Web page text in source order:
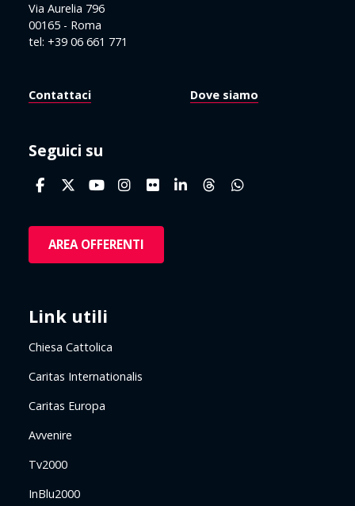
Via Aurelia 796
00165 - Roma
tel: +39 06 661 771
Contattaci Dove siamo
Seguici su
AREA OFFERENTI
Link utili
Chiesa Cattolica
Caritas Internationalis
Caritas Europa
Avvenire
Tv2000
InBlu2000